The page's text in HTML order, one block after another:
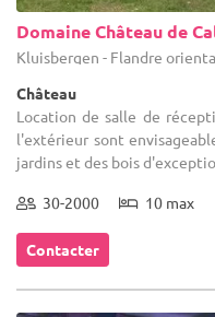
Domaine Château de
Kluisbergen - Flandre
Château
Location de salle de
l'extérieur sont
jardins et des bois
30-2000 10 max
Contacter